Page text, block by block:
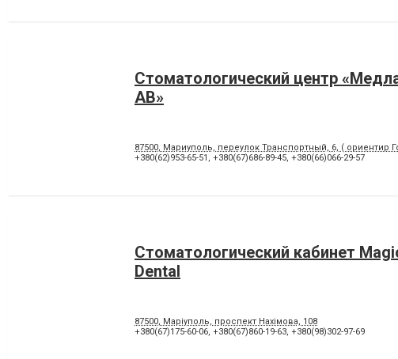
Стоматологический центр
АВ»
87500, Мариуполь, переулок Транспортный, 6, ( ориентир
+380(62)953-65-51 , +380(67)686-89-45, +380(66)066-29-57
Стоматологический кабинет
Dental
87500, Маріуполь, проспект Нахімова, 108
+380(67)175-60-06, +380(67)860-19-63, +380(98)302-97-69